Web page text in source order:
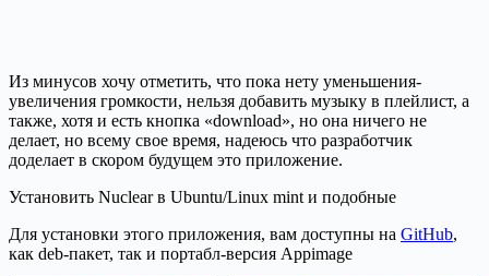
Из минусов хочу отметить, что пока нету уменьшения-
увеличения громкости, нельзя добавить музыку в плейлист, а
также, хотя и есть кнопка «download», но она ничего не
делает, но всему свое время, надеюсь что разработчик
доделает в скором будущем это приложение.
Установить Nuclear в Ubuntu/Linux mint и подобные
Для установки этого приложения, вам доступны на GitHub,
как deb-пакет, так и портабл-версия Appimage